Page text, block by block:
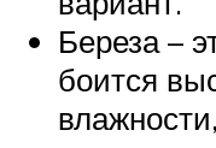
Береза –
боится